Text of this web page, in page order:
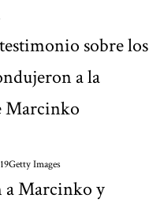
sobre los
a la
Marcinko
Getty Images
a Marcinko y